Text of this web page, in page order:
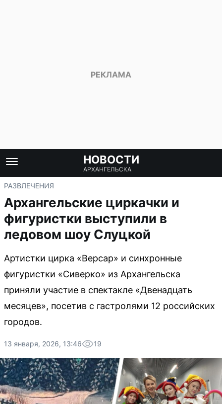
НОВОСТИ
АРХАНГЕЛЬСКА
РАЗВЛЕЧЕНИЯ
Архангельские циркачки и
фигуристки выступили в
ледовом шоу Слуцкой
Артистки цирка «Версар» и синхронные
фигуристки «Сиверко» из Архангельска
приняли участие в спектакле «Двенадцать
месяцев», посетив с гастролями 12 российских
городов.
13 января, 2026, 13:46 19